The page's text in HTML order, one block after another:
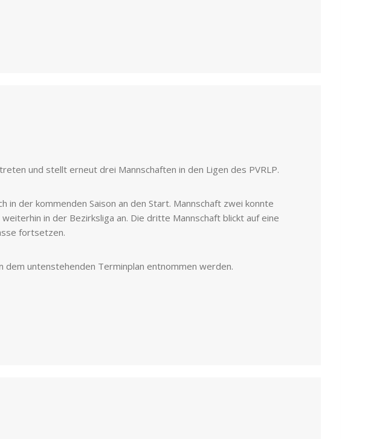
und stellt erneut drei Mannschaften in den Ligen des PVRLP.
der kommenden Saison an den Start. Mannschaft zwei konnte
in der Bezirksliga an. Die dritte Mannschaft blickt auf eine
fortsetzen.
dem untenstehenden Terminplan entnommen werden.